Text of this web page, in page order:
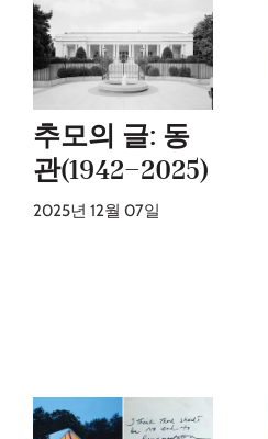
추모의 글: 동
관(1942–2025)
2025년 12월 07일